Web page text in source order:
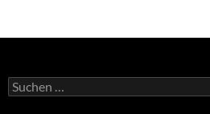
Suchen
nach: